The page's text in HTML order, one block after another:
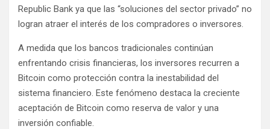
Republic Bank ya que las “soluciones del sector privado” no
logran atraer el interés de los compradores o inversores.
A medida que los bancos tradicionales continúan
enfrentando crisis financieras, los inversores recurren a
Bitcoin como protección contra la inestabilidad del
sistema financiero. Este fenómeno destaca la creciente
aceptación de Bitcoin como reserva de valor y una
inversión confiable.